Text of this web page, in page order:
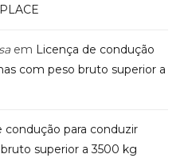
em Licença de condução
com peso bruto superior a
condução para conduzir
superior a 3500 kg